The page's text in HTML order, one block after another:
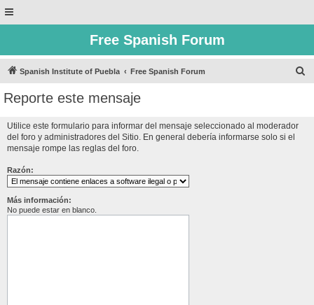
Free Spanish Forum
Spanish Institute of Puebla Free Spanish Forum
Reporte este mensaje
Utilice este formulario para informar del mensaje seleccionado al moderador
del foro y administradores del Sitio. En general debería informarse solo si el
mensaje rompe las reglas del foro.
Razón:
Más información:
No puede estar en blanco.